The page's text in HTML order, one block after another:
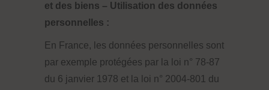
et des biens – Utilisation des données
personnelles :
En France, les données personnelles sont
par exemple protégées par la loi n° 78-87
du 6 janvier 1978 et la loi n° 2004-801 du